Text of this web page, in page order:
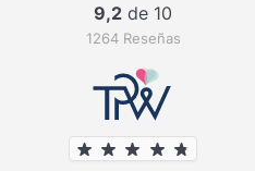
9,2 de 10
1264 Reseñas